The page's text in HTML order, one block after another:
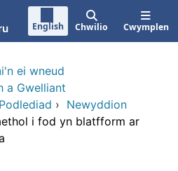
English Chwilio Cwymplen
ei wneud
a Gwelliant
› Newyddion
i fod yn blatfform ar